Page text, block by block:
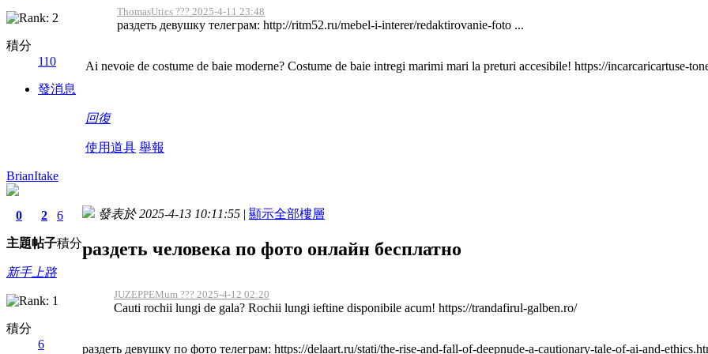
積分
110
發消息
ThomasUtics ??? 2025-4-11 23:48
раздеть девушку телеграм: http://ritm52.ru/mebel-i-interer/redaktirovanie-foto ...
Ai nevoie de costume de baie moderne? Costume de baie intregi marimi mari la preturi accesibile! https://incarcaricartuse-
回復
使用道具 舉報
BrianItake
0
主題
2
帖子
6
積分
新手上路
積分
6
發表於 2025-4-13 10:11:55 | 顯示全部樓層
раздеть человека по фото онлайн бесплатно
JUZEPPEMum ??? 2025-4-12 02:20
Cauti rochii lungi de gala? Rochii lungi ieftine disponibile acum! https://trandafirul-galben.ro/
раздеть девушку по фото телеграм: https://delaart.ru/stati/the-rise-and-fall-of-deepnude-a-cautionary-tale-of-ai-and-